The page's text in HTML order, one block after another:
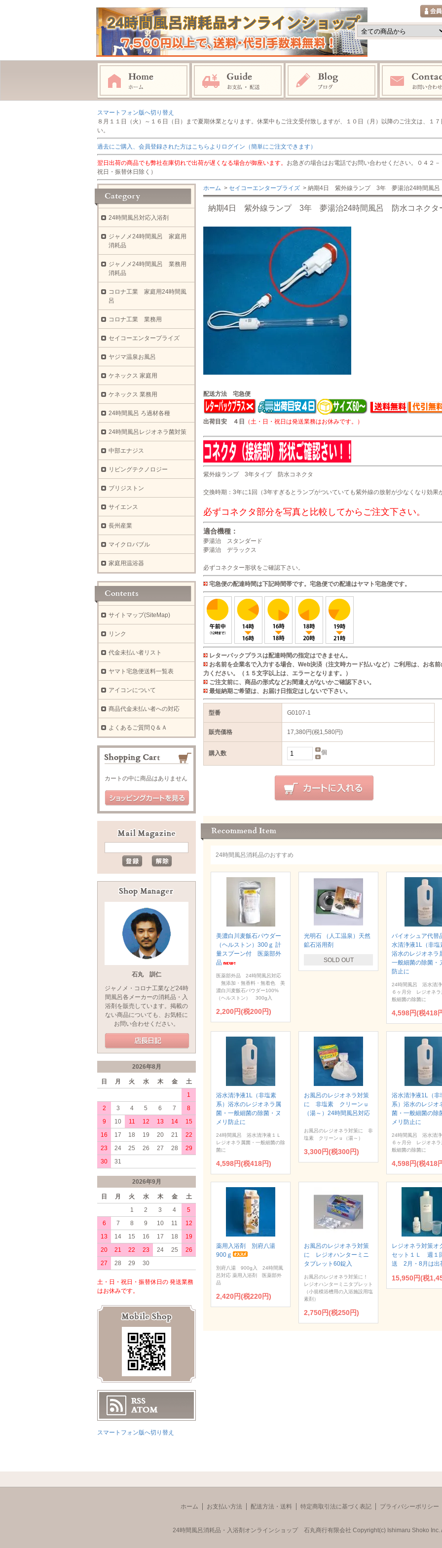
スマートフォン版へ切り替え
８月１１日（火）～１６日（日）まで夏期休業となります。休業中もご注文受付致しますが、１０日（月）以降のご注文は、１
い。
過去にご購入、会員登録された方はこちらよりログイン（簡単にご注文できます）
翌日出荷の商品でも弊社在庫切れで出荷が遅くなる場合が御座います。 お急ぎの場合はお電話でお問い合わせください。０４２
祝日・振替休日除く）
ホーム > セイコーエンタープライズ > 納期4日 紫外線ランプ 3年 夢湯治24時間風呂
納期4日 紫外線ランプ 3年 夢湯治24時間風呂 防水コネクタ
配送方法 宅急便
出荷目安 ４日 （土・日・祝日は発送業務はお休みです。）
紫外線ランプ 3年タイプ 防水コネクタ
交換時期：3年に1回（3年すぎるとランプがついていても紫外線の放射が少なくなり効果
必ずコネクタ部分を写真と比較してからご注文下さい。
適合機種：
夢湯治 スタンダード
夢湯治 デラックス
必ずコネクター形状をご確認下さい。
宅急便の配達時間は下記時間帯です。宅急便での配達はヤマト宅急便です。
レターパックプラスは配達時間の指定はできません。
お名前を企業名で入力する場合、Web決済（注文時カード払いなど）ご利用は、お名
力ください。（１５文字以上は、エラーとなります。）
ご注文前に、商品の形式などお間違えがないかご確認下さい。
最短納期ご希望は、お届け日指定はしないで下さい。
型番 G0107-1
販売価格 17,380円(税1,580円)
購入数 個
24時間風呂消耗品のおすすめ
美濃白川麦飯石パウダー
（ヘルストン）300ｇ 計
量スプーン付 医薬部外
品
医薬部外品 24時間風呂対応
無添加・無香料・無着色 美
濃白川麦飯石パウダー100%
（ヘルストン） 300g入
2,200円(税200円)
光明石 （人工温泉）天然
鉱石浴用剤
SOLD OUT
バイオシュア代
水清浄液1L（非塩
浴水のレジオネラ
一般細菌の除菌・
防止に
24時間風呂 浴水清浄
６ヶ月分 レジオネラ
般細菌の除菌に
4,598円(税418
浴水清浄液1L（非塩素
系）浴水のレジオネラ属
菌・一般細菌の除菌・ヌ
メリ防止に
24時間風呂 浴水清浄液１Ｌ
レジオネラ属菌・一般細菌の除
菌に
4,598円(税418円)
お風呂のレジオネラ対策
に 非塩素 クリーンｕ
（湯～）24時間風呂対応
お風呂のレジオネラ対策に 非
塩素 クリーンｕ（湯～）
3,300円(税300円)
浴水清浄液1L（非
系）浴水のレジオ
菌・一般細菌の除
メリ防止に
24時間風呂 浴水清浄
６ヶ月分 レジオネラ
般細菌の除菌に
4,598円(税418
薬用入浴剤 別府八湯
900ｇ
別府八湯 900g入 24時間風
呂対応 薬用入浴剤 医薬部外
品
2,420円(税220円)
お風呂のレジオネラ対策
に レジオハンターミニ
タブレット60錠入
お風呂のレジオネラ対策に！
レジオハンターミニタブレット
（小規模浴槽用の入浴施設用塩
素剤）
2,750円(税250円)
レジオネラ対策オ
セット１Ｌ 週１
送 2月・8月は出
15,950円(税
24時間風呂対応入浴剤
ジャノメ24時間風呂 家庭用
消耗品
ジャノメ24時間風呂 業務用
消耗品
コロナ工業 家庭用24時間風
呂
コロナ工業 業務用
セイコーエンタープライズ
ヤジマ温泉お風呂
ケネックス 家庭用
ケネックス 業務用
24時間風呂 ろ過材各種
24時間風呂レジオネラ菌対策
中部エナジス
リビングテクノロジー
ブリジストン
サイエンス
長州産業
マイクロバブル
家庭用温浴器
サイトマップ(SiteMap)
リンク
代金未払い者リスト
ヤマト宅急便送料一覧表
アイコンについて
商品代金未払い者への対応
よくあるご質問Ｑ＆Ａ
カートの中に商品はありません
石丸 訓仁
ジャノメ・コロナ工業など24時
間風呂各メーカーの消耗品・入
浴剤を販売しています。掲載の
ない商品についても、お気軽に
お問い合わせください。
2026年8月
日 月 火 水 木 金
土
1
2
3 4 5 6 7
8
9
10 11 12 13 14
15
16
17 18 19 20 21
22
23
24 25 26 27 28
29
30
31
2026年9月
日 月 火 水 木 金
土
1
2 3 4
5
6
7 8 9 10 11
12
13
14 15 16 17 18
19
20
21 22 23 24 25
26
27
28 29 30
土・日・祝日・振替休日の 発送業務
はお休みです。
スマートフォン版へ切り替え
ホーム お支払い方法 配送方法・送料 特定商取引法に基づく表記 プライバシーポリシー
24時間風呂消耗品・入浴剤オンラインショップ 石丸商行有限会社 Copyright(c) Ishimaru Shoko Inc.